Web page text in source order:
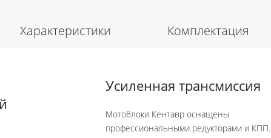
Характеристики Комплектация
Усиленная трансмиссия
Мотоблоки Кентавр оснащены
профессиональными редукторами и КПП.